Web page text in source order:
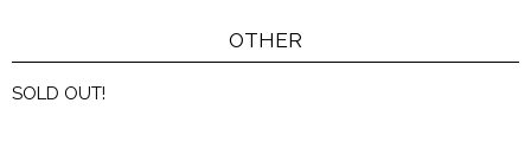
OTHER
SOLD OUT!